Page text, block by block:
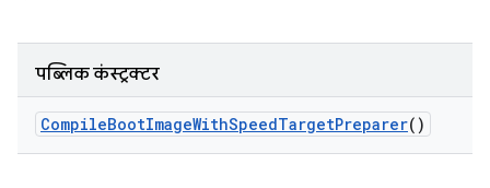
पब्लिक कंस्ट्रक्टर
CompileBootImageWithSpeedTargetPreparer()